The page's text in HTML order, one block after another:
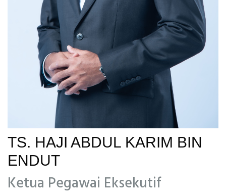
TS. HAJI ABDUL KARIM BIN
ENDUT
Ketua Pegawai Eksekutif